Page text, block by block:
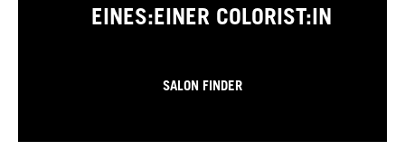
EINES:EINER COLORIST:IN
SALON FINDER